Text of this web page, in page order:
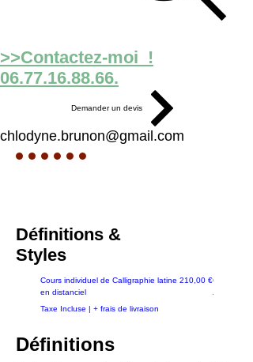
>>Contactez-moi !
06.77.16.88.66.
Demander un devis
chlodyne.brunon@gmail.com
Définitions &
Styles
Pédagogie
Cours individuel de Calligraphie latine
en distanciel
Prix
210,00 €
Taxe Incluse | + frais de livraison
Matériaux
Taxe
Définitions